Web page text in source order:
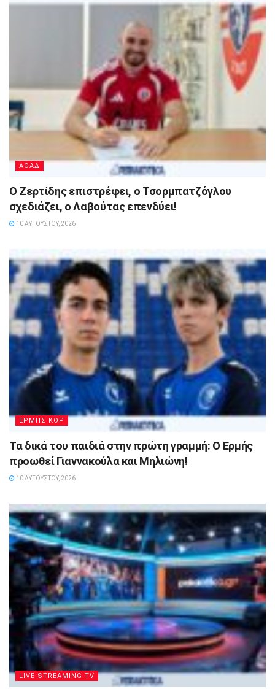
ΑΟΑΔ
Ο Ζερτίδης επιστρέφει, ο Τσορμπατζόγλου
σχεδιάζει, ο Λαβούτας επενδύει!
10 ΑΥΓΟΎΣΤΟΥ, 2026
ΕΡΜΗΣ ΚΟΡ
Τα δικά του παιδιά στην πρώτη γραμμή: Ο Ερμής
προωθεί Γιαννακούλα και Μηλιώνη!
10 ΑΥΓΟΎΣΤΟΥ, 2026
LIVE STREAMING TV